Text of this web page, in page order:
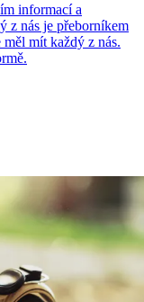
informací a
z nás je přeborníkem
mít každý z nás.